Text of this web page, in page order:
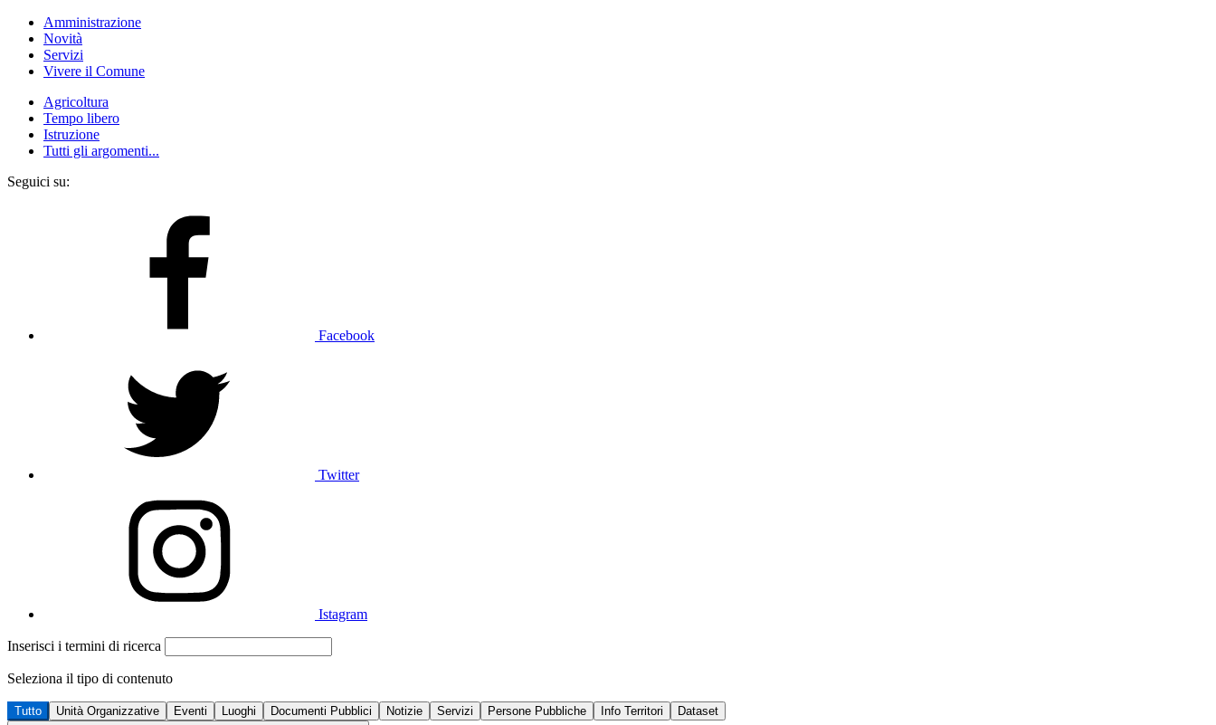
Amministrazione
Novità
Servizi
Vivere il Comune
Agricoltura
Tempo libero
Istruzione
Tutti gli argomenti...
Seguici su:
Facebook
Twitter
Istagram
Inserisci i termini di ricerca
Seleziona il tipo di contenuto
Tutto Unità Organizzative Eventi Luoghi Documenti Pubblici Notizie Servizi Persone Pubbliche Info Territori Dataset